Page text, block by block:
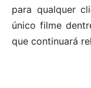
para qualquer
único filme
que continuará